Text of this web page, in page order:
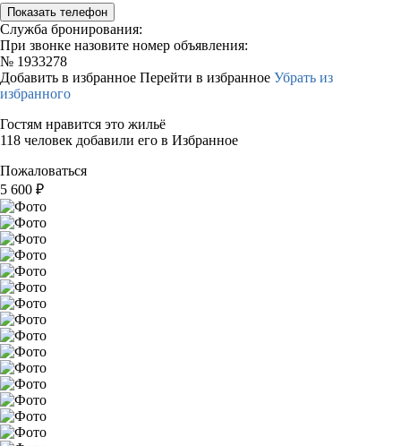
Показать телефон
Служба бронирования:
При звонке назовите номер объявления:
№ 1933278
Добавить в избранное Перейти в избранное Убрать из
избранного
Гостям нравится это жильё
118 человек добавили его в Избранное
Пожаловаться
5 600 ₽